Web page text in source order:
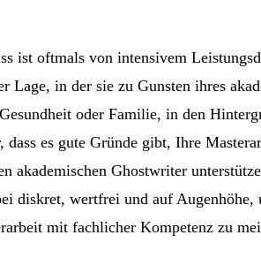
ist oftmals von intensivem
Lage, in der sie zu Gunsten ihres
oder Familie, in den
es gute Gründe gibt, Ihre
akademischen Ghostwriter
diskret, wertfrei und auf Augenhöhe,
mit fachlicher Kompetenz zu